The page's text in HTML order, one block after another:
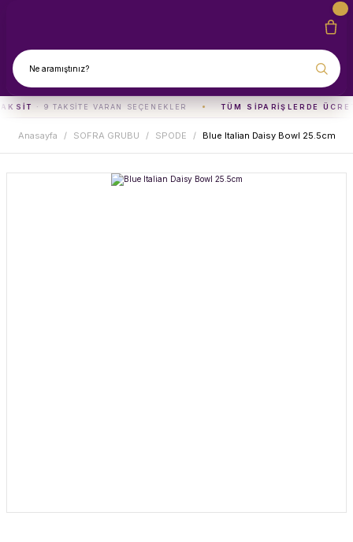
· 9 TAKSITE VARAN SEÇENEKLER TÜM SIPARIŞLERDE
Anasayfa SOFRA GRUBU SPODE Blue Italian Daisy Bowl 25.5cm